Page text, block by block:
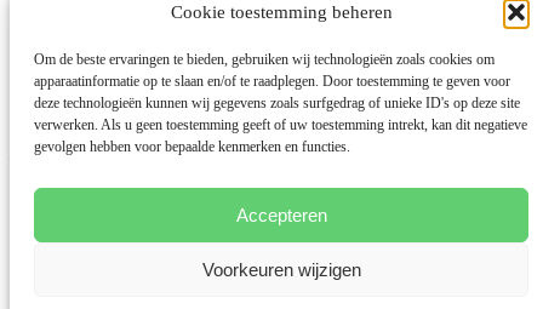
Cookie toestemming beheren
Om de beste ervaringen te bieden, gebruiken wij technologieën zoals cookies om
apparaatinformatie op te slaan en/of te raadplegen. Door toestemming te geven voor
deze technologieën kunnen wij gegevens zoals surfgedrag of unieke ID's op deze site
verwerken. Als u geen toestemming geeft of uw toestemming intrekt, kan dit negatieve
gevolgen hebben voor bepaalde kenmerken en functies.
Accepteren
Voorkeuren wijzigen
We zijn er nu niet. Heb je een vraag dan mag je ons ook mailen via
Gerard in. Dat mag natuurlijk ook! Tot snel
Leuk je hier te zien!
Wij zijn Gerard & Ans van NatuurlijkZijn. Heb je een vraag dan
Wij proberen zo snel mogelijk te reageren!